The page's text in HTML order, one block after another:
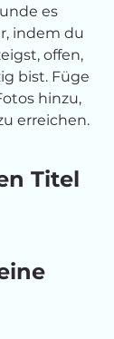
es
indem du
offen,
bist. Füge
hinzu,
erreichen.
Titel